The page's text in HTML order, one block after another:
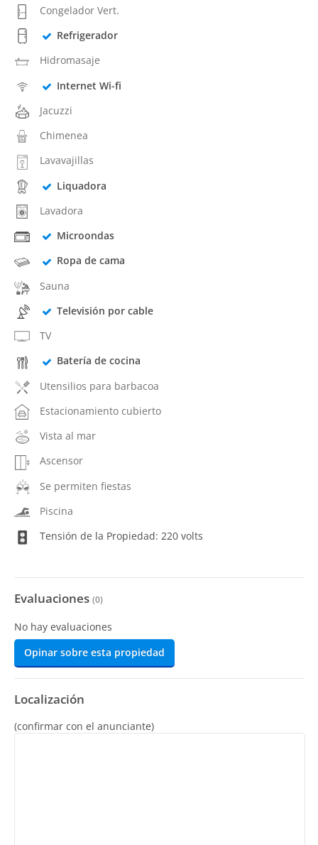
Congelador Vert.
Refrigerador
Hidromasaje
Internet Wi-fi
Jacuzzi
Chimenea
Lavavajillas
Liquadora
Lavadora
Microondas
Ropa de cama
Sauna
Televisión por cable
TV
Batería de cocina
Utensilios para barbacoa
Estacionamiento cubierto
Vista al mar
Ascensor
Se permiten fiestas
Piscina
Tensión de la Propiedad: 220 volts
Evaluaciones (0)
No hay evaluaciones
Opinar sobre esta propiedad
Localización
(confirmar con el anunciante)